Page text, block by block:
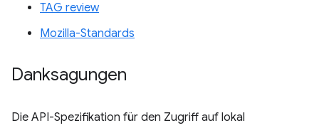
TAG review
Mozilla-Standards
Danksagungen
Die API-Spezifikation für den Zugriff auf lokal